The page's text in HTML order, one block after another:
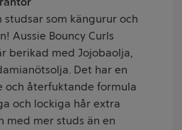
studsar som kängurur och
Aussie Bouncy Curls
berikad med Jojobaolja,
Det har en
och återfuktande formula
och lockiga hår extra
med mer studs än en